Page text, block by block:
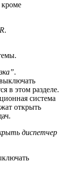
кроме
.
.
в этом разделе.
система
открыть
диспетчер